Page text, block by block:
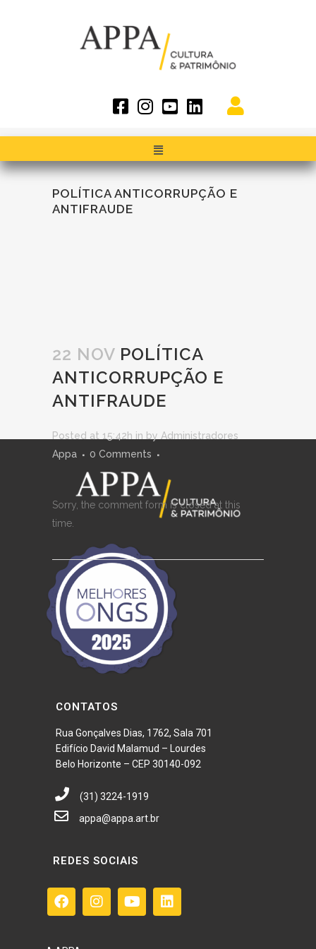
POLÍTICA ANTICORRUPÇÃO E
ANTIFRAUDE
22 NOV POLÍTICA
ANTICORRUPÇÃO E
ANTIFRAUDE
Posted at 15:42h in by Administradores
Appa
0 Comments
Sorry, the comment form is closed at this
time.
CONTATOS
Rua Gonçalves Dias, 1762, Sala 701
Edifício David Malamud – Lourdes
Belo Horizonte – CEP 30140-092
(31) 3224-1919
appa@appa.art.br
REDES SOCIAIS